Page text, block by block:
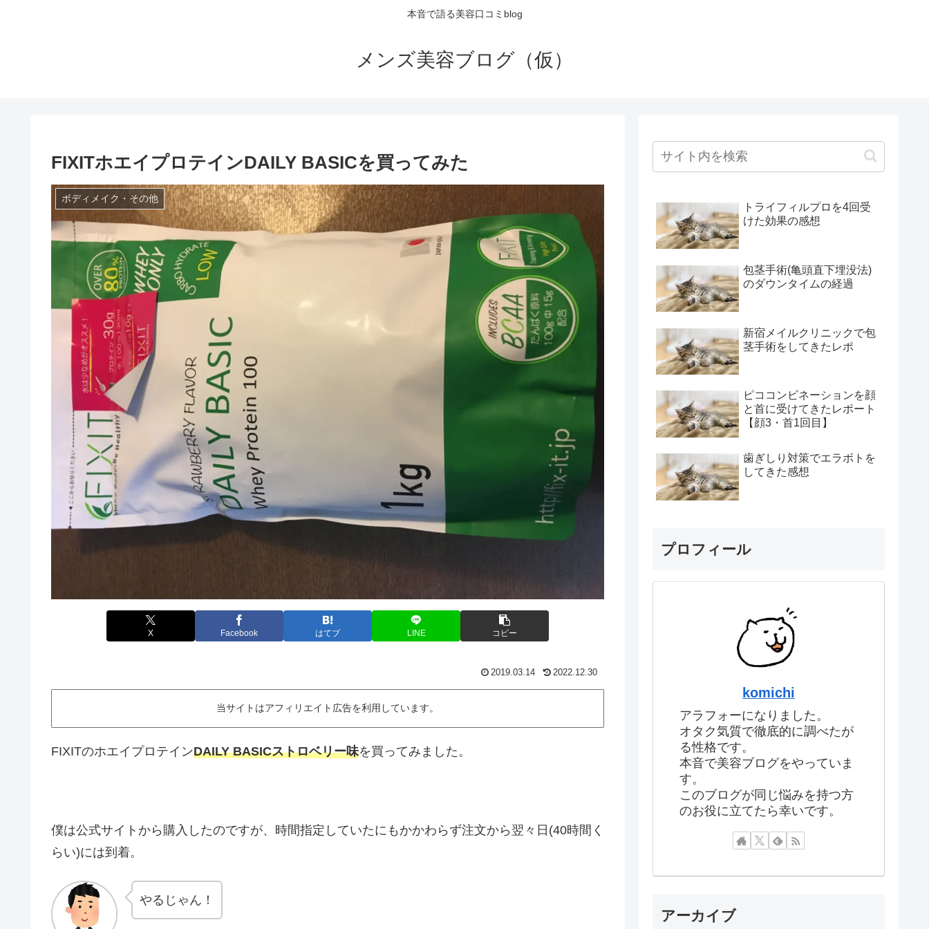
本音で語る美容口コミblog
メンズ美容ブログ（仮）
FIXITホエイプロテインDAILY BASICを買ってみた
ボディメイク・その他
X Facebook はてブ LINE コピー
2019.03.14 2022.12.30
当サイトはアフィリエイト広告を利用しています。
FIXITのホエイプロテインDAILY BASICストロベリー味を買ってみました。
僕は公式サイトから購入したのですが、時間指定していたにもかかわらず注文から翌々日(40時間く
らい)には到着。
やるじゃん！
トライフィルプロを4回受
けた効果の感想
包茎手術(亀頭直下埋没法)
のダウンタイムの経過
新宿メイルクリニックで包
茎手術をしてきたレポ
ピココンビネーションを顔
と首に受けてきたレポート
【顔3・首1回目】
歯ぎしり対策でエラボトを
してきた感想
プロフィール
komichi
アラフォーになりました。
オタク気質で徹底的に調べたが
る性格です。
本音で美容ブログをやっていま
す。
このブログが同じ悩みを持つ方
のお役に立てたら幸いです。
アーカイブ